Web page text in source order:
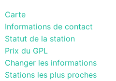
Carte
Informations de contact
Statut de la station
Prix du GPL
Changer les informations
Stations les plus proches